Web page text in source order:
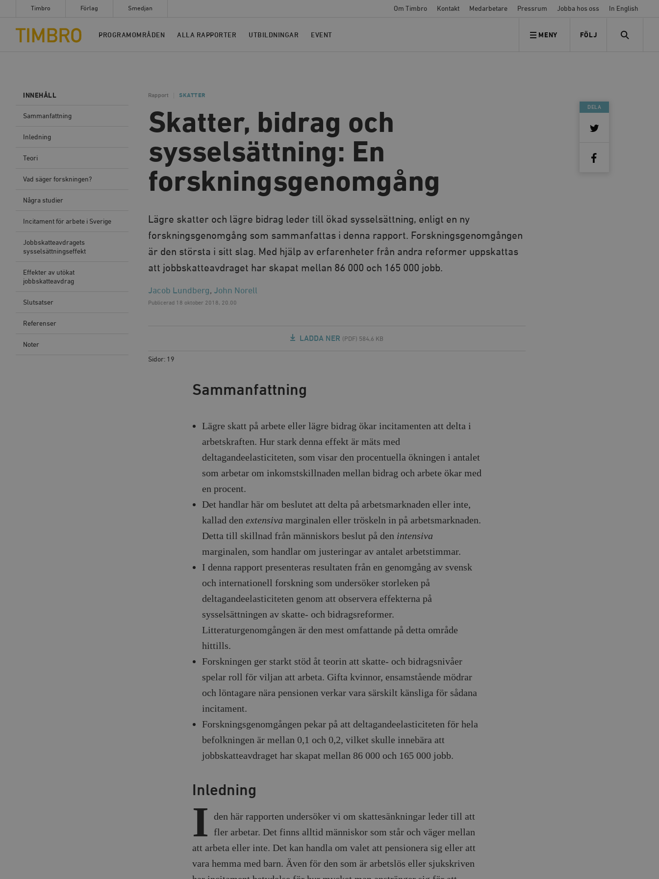
Timbro Förlag Smedjan Om Timbro Kontakt Medarbetare Pressrum Jobba hos oss In English
Timbro PROGRAMOMRÅDEN ALLA RAPPORTER UTBILDNINGAR EVENT MENY FÖLJ
FÖLJ OSS SEARCH
Rapport SKATTER
Skatter, bidrag och
sysselsättning: En
forskningsgenomgång
Lägre skatter och lägre bidrag leder till ökad sysselsättning, enligt en ny
forskningsgenomgång som sammanfattas i denna rapport. Forskningsgenomgången
är den största i sitt slag. Med hjälp av erfarenheter från andra reformer uppskattas
att jobbskatteavdraget har skapat mellan 86 000 och 165 000 jobb.
Jacob Lundberg, John Norell
Publicerad 18 oktober 2018, 20.00
LADDA NER (PDF) 584,6 KB
Sidor: 19
Sammanfattning
Lägre skatt på arbete eller lägre bidrag ökar incitamenten att delta i
arbetskraften. Hur stark denna effekt är mäts med
deltagandeelasticiteten, som visar den procentuella ökningen i antalet
som arbetar om inkomstskillnaden mellan bidrag och arbete ökar med
en procent.
Det handlar här om beslutet att delta på arbetsmarknaden eller inte,
kallad den extensiva marginalen eller tröskeln in på arbetsmarknaden.
Detta till skillnad från människors beslut på den intensiva
marginalen, som handlar om justeringar av antalet arbetstimmar.
I denna rapport presenteras resultaten från en genomgång av svensk
och internationell forskning som undersöker storleken på
deltagandeelasticiteten genom att observera effekterna på
sysselsättningen av skatte- och bidragsreformer.
Litteraturgenomgången är den mest omfattande på detta område
hittills.
Forskningen ger starkt stöd åt teorin att skatte- och bidragsnivåer
spelar roll för viljan att arbeta. Gifta kvinnor, ensamstående mödrar
och löntagare nära pensionen verkar vara särskilt känsliga för sådana
incitament.
Forskningsgenomgången pekar på att deltagandeelasticiteten för hela
befolkningen är mellan 0,1 och 0,2, vilket skulle innebära att
jobbskatteavdraget har skapat mellan 86 000 och 165 000 jobb.
Inledning
I den här rapporten undersöker vi om skattesänkningar leder till att
fler arbetar. Det finns alltid människor som står och väger mellan
att arbeta eller inte. Det kan handla om valet att pensionera sig eller att
vara hemma med barn. Även för den som är arbetslös eller sjukskriven
INNEHÅLL
Sammanfattning
Inledning
Teori
Vad säger forskningen?
Några studier
Incitament för arbete i Sverige
Jobbskatteavdragets
sysselsättningseffekt
Effekter av utökat
jobbskatteavdrag
Slutsatser
Referenser
Noter
DELA